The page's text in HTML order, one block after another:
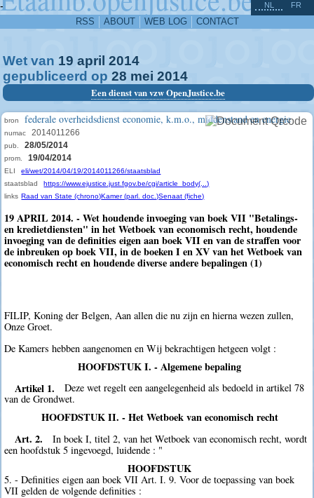
-
RSS ABOUT WEB LOG CONTACT
NL FR
Wet van 19 april 2014
gepubliceerd op 28 mei 2014
Een dienst van vzw OpenJustice.be
bron federale overheidsdienst economie, k.m.o., middenstand en energie
numac 2014011266
pub. 28/05/2014
prom. 19/04/2014
ELI
eli/wet/2014/04/19/2014011266/staatsblad
staatsblad
https://www.ejustice.just.fgov.be/cgi/article_body(...)
links Raad van State (chrono)Kamer (parl. doc.)Senaat (fiche)
19 APRIL 2014. - Wet houdende invoeging van boek VII "Betalings-
en kredietdiensten" in het Wetboek van economisch recht, houdende
invoeging van de definities eigen aan boek VII en van de straffen voor
de inbreuken op boek VII, in de boeken I en XV van het Wetboek van
economisch recht en houdende diverse andere bepalingen (1)
FILIP, Koning der Belgen, Aan allen die nu zijn en hierna wezen zullen,
Onze Groet.
De Kamers hebben aangenomen en Wij bekrachtigen hetgeen volgt :
HOOFDSTUK I. - Algemene bepaling
Artikel 1.
Deze wet regelt een aangelegenheid als bedoeld in artikel 78
van de Grondwet.
HOOFDSTUK II. - Het Wetboek van economisch recht
Art. 2.
In boek I, titel 2, van het Wetboek van economisch recht, wordt
een hoofdstuk 5 ingevoegd, luidende : "
HOOFDSTUK
5. - Definities eigen aan boek VII Art. I. 9. Voor de toepassing van boek
VII gelden de volgende definities :
^